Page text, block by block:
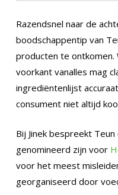
Razendsnel naar de
boodschappentip van
producten te ontkomen.
voorkant vanalles mag
ingrediëntenlijst
consument niet altijd
Bij Jinek bespreekt
genomineerd zijn voor
voor het meest
georganiseerd door